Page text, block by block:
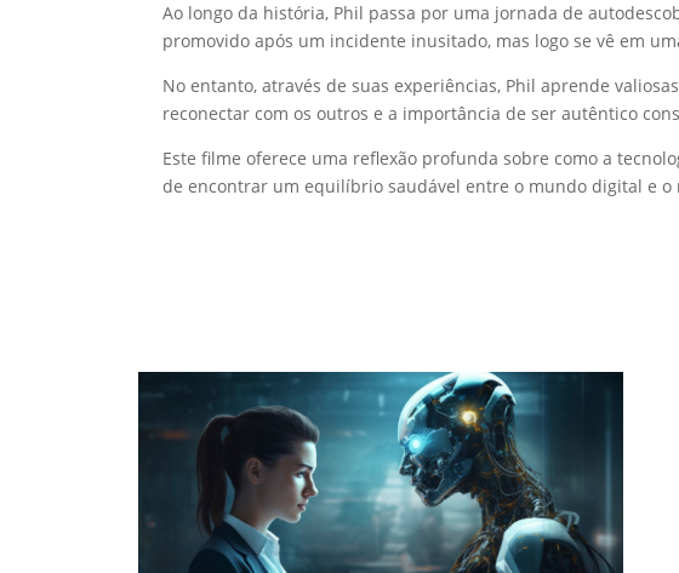
Ao longo da história, Phil passa por uma jornada de
promovido após um incidente inusitado, mas logo se vê em
No entanto, através de suas experiências, Phil aprende
reconectar com os outros e a importância de ser autêntico
Este filme oferece uma reflexão profunda sobre como a
de encontrar um equilíbrio saudável entre o mundo digital e o